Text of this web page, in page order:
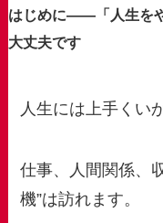
はじめに——「人生を
大丈夫です
人生には上手くい
仕事、人間関係、
機”は訪れます。